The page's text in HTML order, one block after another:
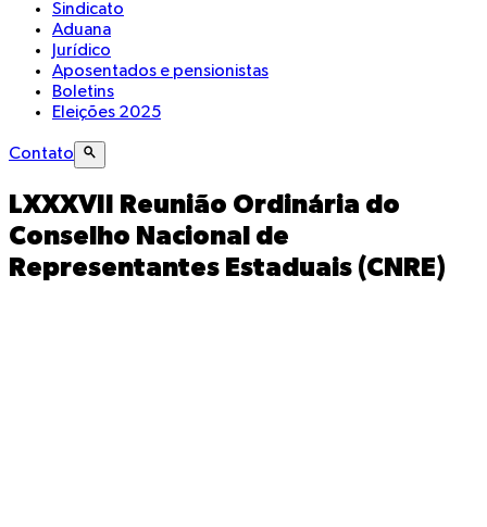
Sindicato
Aduana
Jurídico
Aposentados e pensionistas
Boletins
Eleições 2025
Contato
LXXXVII Reunião Ordinária do
Conselho Nacional de
Representantes Estaduais (CNRE)